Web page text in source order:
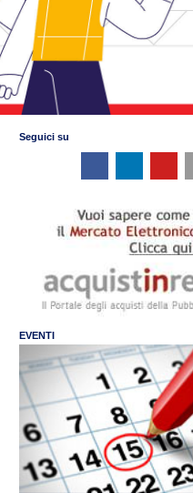
Seguici su
EVENTI